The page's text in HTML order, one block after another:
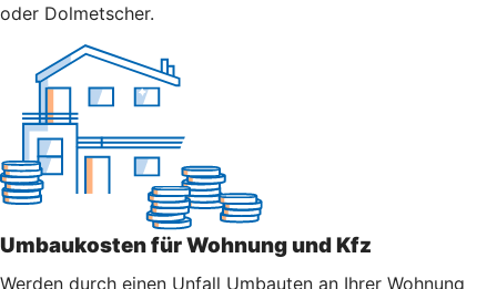
oder Dolmetscher.
Umbaukosten für Wohnung und Kfz
Werden durch einen Unfall Umbauten an Ihrer Wohnung